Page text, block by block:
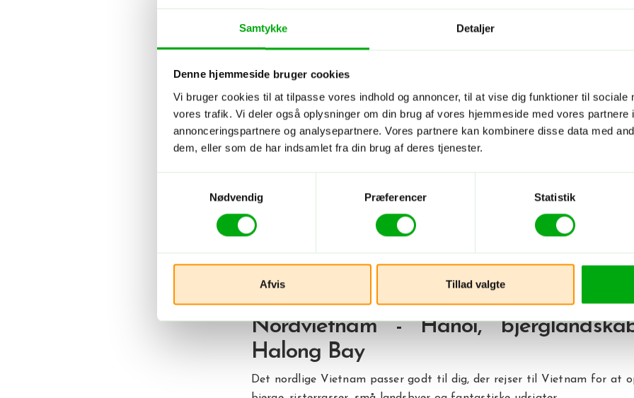
Samtykke Detaljer
Denne hjemmeside bruger cookies
Vi bruger cookies til at tilpasse vores indhold og annoncer, til at vise dig funktioner til sociale
vores trafik. Vi deler også oplysninger om din brug af vores hjemmeside med vores partnere
annonceringspartnere og analysepartnere. Vores partnere kan kombinere disse data med
dem, eller som de har indsamlet fra din brug af deres tjenester.
Nødvendig
Præferencer Statistik
Afvis Tillad valgte
I den sydlige del af landet kan du udforske
Mekongflodens mindre floder og besøge de berømte flydende
virkelig det autentiske Vietnam. Også her vil du blive betaget
endeløse rismarker.
Nord-, Central-
Sydvietnam? Her er
Vietnam strækker sig langt fra nord til syd, og det kan du tydeligt
du planlægger din rejse. Nogle rejser til Vietnam med fokus på én
andre får mest ud af at kombinere flere områder på samme rundrejse.
Nordvietnam - Hanoi,
Halong Bay
Det nordlige Vietnam passer godt til dig, der rejser til Vietnam for at